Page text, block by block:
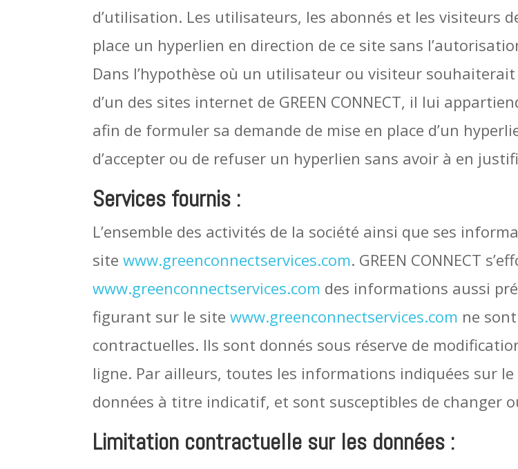
d’utilisation. Les utilisateurs, les abonnés et les visiteurs
place un hyperlien en direction de ce site sans
Dans l’hypothèse où un utilisateur ou visiteur
d’un des sites internet de GREEN CONNECT, il lui
afin de formuler sa demande de mise en place d’un
d’accepter ou de refuser un hyperlien sans avoir à en
Services fournis :
L’ensemble des activités de la société ainsi que ses
sitewww.greenconnectservices.com. GREEN CONNECT
www.greenconnectservices.com des informations aussi
figurant sur le sitewww.greenconnectservices.com ne
contractuelles. Ils sont donnés sous réserve de
ligne. Par ailleurs, toutes les informations indiquées sur
données à titre indicatif, et sont susceptibles de changer
Limitation contractuelle sur les données :